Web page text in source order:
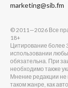
marketing@sib.fm
© 2011—2026 Все
18+
Цитирование более
использовании
обязательна. При
необходимо также
Мнение редакции не
таком жанре, как